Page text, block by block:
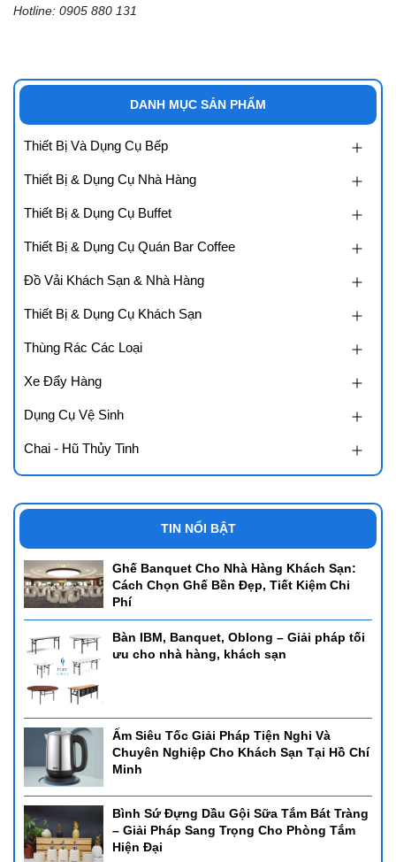
Hotline: 0905 880 131
DANH MỤC SẢN PHẨM
Thiết Bị Và Dụng Cụ Bếp
Thiết Bị & Dụng Cụ Nhà Hàng
Thiết Bị & Dụng Cụ Buffet
Thiết Bị & Dụng Cụ Quán Bar Coffee
Đồ Vải Khách Sạn & Nhà Hàng
Thiết Bị & Dụng Cụ Khách Sạn
Thùng Rác Các Loại
Xe Đẩy Hàng
Dụng Cụ Vệ Sinh
Chai - Hũ Thủy Tinh
TIN NỔI BẬT
Ghế Banquet Cho Nhà Hàng Khách Sạn:
Cách Chọn Ghế Bền Đẹp, Tiết Kiệm Chi
Phí
Bàn IBM, Banquet, Oblong – Giải pháp tối
ưu cho nhà hàng, khách sạn
Ấm Siêu Tốc Giải Pháp Tiện Nghi Và
Chuyên Nghiệp Cho Khách Sạn Tại Hồ Chí
Minh
Bình Sứ Đựng Dầu Gội Sữa Tắm Bát Tràng
– Giải Pháp Sang Trọng Cho Phòng Tắm
Hiện Đại